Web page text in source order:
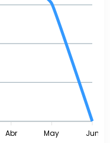
Abr May Jun